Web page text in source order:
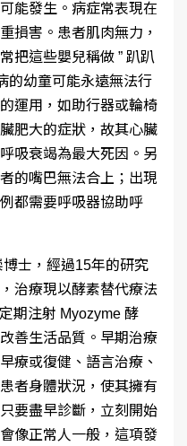
能發生。病症常表現在
損害。患者肌肉無力，
把這些嬰兒稱做 ” 趴趴
的幼童可能永遠無法行
運用，如助行器或輪椅
肥大的症狀，故其心臟
吸衰竭為最大死因。另
的嘴巴無法合上；出現
都需要呼吸器協助呼
士，經過15年的研究
治療現以酵素替代療法
期注射 Myozyme 酵
善生活品質。早期治療
療或復健、語言治療、
者身體狀況，使其擁有
要盡早診斷，立刻開始
像正常人一般，這項發